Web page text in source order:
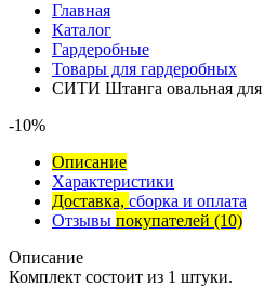
Главная
Каталог
Гардеробные
Товары для гардеробных
СИТИ Штанга овальная для
-10%
Описание
Характеристики
Доставка, сборка и оплата
Отзывы покупателей (10)
Описание
Комплект состоит из 1 штуки.